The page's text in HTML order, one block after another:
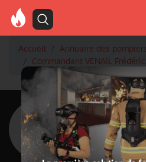
Accueil
Annuaire des
Commandant VENAIL Frédéric
<Retour à la